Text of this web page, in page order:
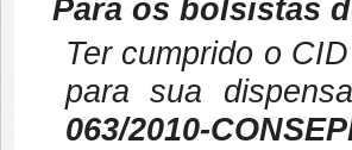
Para os bolsistas
Ter cumprido o
para sua
063/2010-